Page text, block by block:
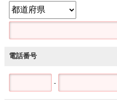
電話番号
-